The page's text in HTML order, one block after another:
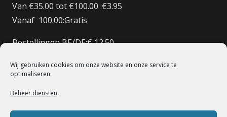
Wij gebruiken cookies om onze website en onze service te
optimaliseren.
Beheer diensten
Van €35.00 tot €100.00 :€3.95
Vanaf 100.00:Gratis
Bestellingen BE/DE:€ 12.50
Bestellingen FR:€15.00
© 1998 – 2022 De Heilige Koe Deventer.
Powerd By BoomerICT Artwork Base Six